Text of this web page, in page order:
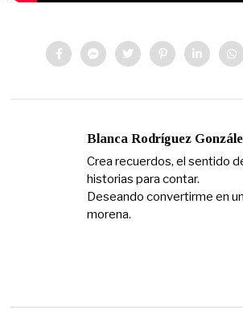
Blanca Rodríguez
Crea recuerdos, el sentido
historias para contar.
Deseando convertirme en
morena.